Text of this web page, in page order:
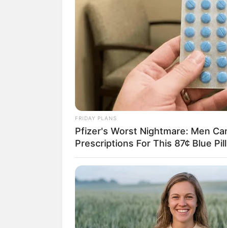
Angebote für
Aussichtstürme
Kletterparks
Tier- und Zooparks
Veranstaltung für
Weitere Informationen
Hotels in Bad
www.bad-
de.wikipedia.org/
Kauf- und Lesetipps:
Hotels in Bad
Kostenlose Reiseführer
FRIDAY PLANS
Pfizer's Worst Nightmare: Men
Prescriptions For This 87¢ Blue